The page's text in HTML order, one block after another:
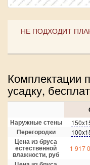
НЕ ПОДХОДИТ
Комплектации
усадку,
Наружные стены
Перегородки
Цена из бруса
естественной
влажности, руб
1 917